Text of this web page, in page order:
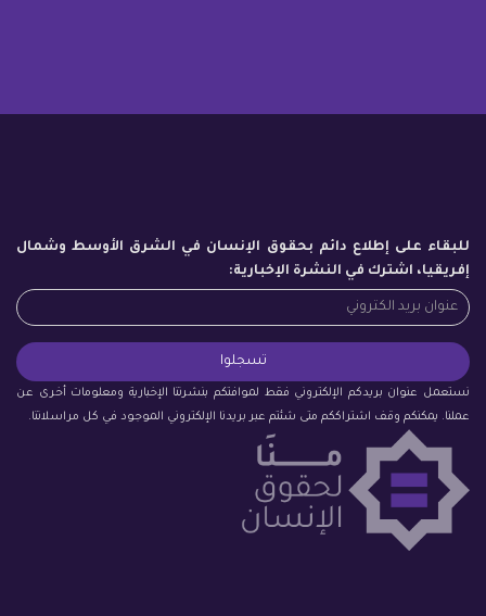
للبقاء على إطلاع دائم بحقوق الإنسان في الشرق الأوسط وشمال
إفريقيا، اشترك في النشرة الإخبارية:
نستعمل عنوان بريدكم الإلكتروني فقط لموافتكم بنشرتنا الإخبارية ومعلومات أخرى عن
عملنا. يمكنكم وقف اشتراككم متى شئتم عبر بريدنا الإلكتروني الموجود في كل مراسلاتنا.